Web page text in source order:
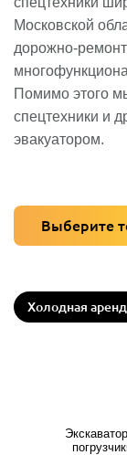
Московской
дорожно-
Помимо этого
спецтехники и
эвакуатором.
Выберите
Холодная